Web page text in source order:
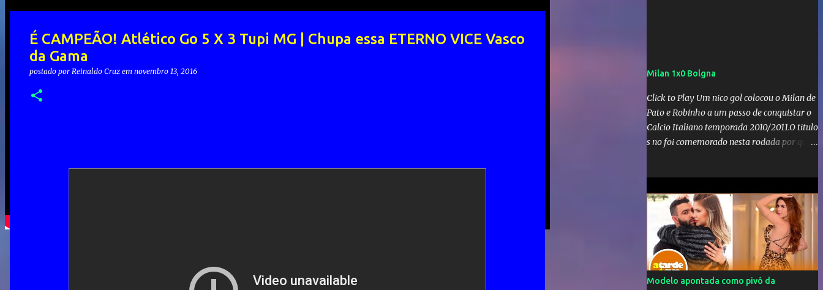
É CAMPEÃO! Atlético Go 5 X 3 Tupi MG | Chupa essa ETERNO VICE Vasco
da Gama
postado por Reinaldo Cruz em novembro 13, 2016 Milan 1x0 Bolgna
Click to Play Um nico gol colocou o Milan de
Pato e Robinho a um passo de conquistar o
Calcio Italiano temporada 2010/2011.O titulo
s no foi comemorado nesta rodada por que a
voltandoa Italia e para dirigir de novo a
Internazionale.Na velha bota tudo parece
definido e tem o Milan como virtual
campeao. ;
Modelo apontada como pivô da